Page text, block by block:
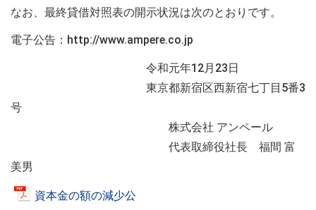
なお、最終貸借対照表の開示状況は次のとおりです。
電子公告：http://www.ampere.co.jp
令和元年12月23日
東京都新宿区西新宿七丁目5番3
号
株式会社 アンペール
代表取締役社長 福間 富
美男
資本金の額の減少公